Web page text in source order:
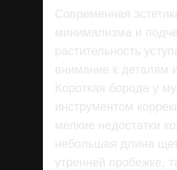
Современная
минимализма и
растительность
внимание к деталям
Короткая борода у
инструментом
мелкие недостатки
небольшая длина
утренней пробежке,